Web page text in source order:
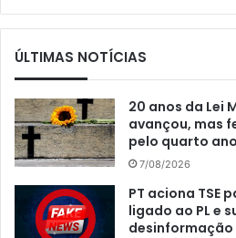
ÚLTIMAS NOTÍCIAS
20 anos da Lei
avançou, mas
pelo quarto
7/08/2026
PT aciona TSE
ligado ao PL e